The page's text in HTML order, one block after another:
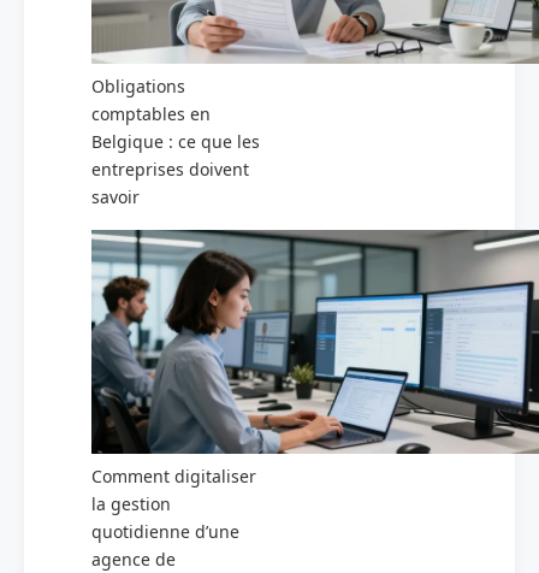
Obligations
comptables en
Belgique : ce que les
entreprises doivent
savoir
Comment digitaliser
la gestion
quotidienne d’une
agence de